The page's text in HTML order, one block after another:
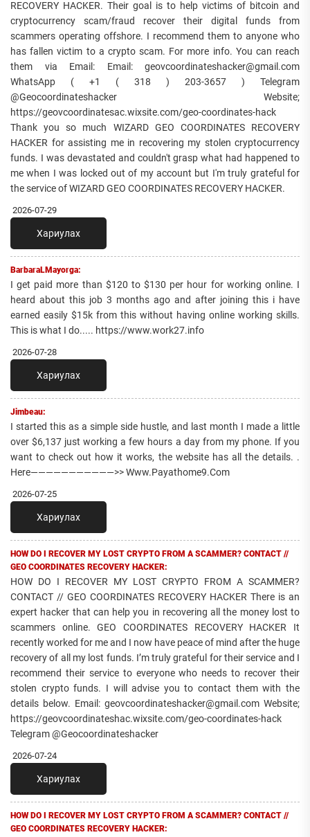
RECOVERY HACKER. Their goal is to help victims of bitcoin and
cryptocurrency scam/fraud recover their digital funds from
scammers operating offshore. I recommend them to anyone who
has fallen victim to a crypto scam. For more info. You can reach
them via Email: Email: geovcoordinateshacker@gmail.com
WhatsApp ( +1 ( 318 ) 203-3657 ) Telegram
@Geocoordinateshacker Website;
https://geovcoordinatesac.wixsite.com/geo-coordinates-hack
Thank you so much WIZARD GEO COORDINATES RECOVERY
HACKER for assisting me in recovering my stolen cryptocurrency
funds. I was devastated and couldn't grasp what had happened to
me when I was locked out of my account but I'm truly grateful for
the service of WIZARD GEO COORDINATES RECOVERY HACKER.
2026-07-29
Хариулах
BarbaraLMayorga:
I get paid more than $120 to $130 per hour for working online. I
heard about this job 3 months ago and after joining this i have
earned easily $15k from this without having online working skills.
This is what I do..... https://www.work27.info
2026-07-28
Хариулах
Jimbeau:
I started this as a simple side hustle, and last month I made a little
over $6,137 just working a few hours a day from my phone. If you
want to check out how it works, the website has all the details. .
Here———————————>> Www.Payathome9.Com
2026-07-25
Хариулах
HOW DO I RECOVER MY LOST CRYPTO FROM A SCAMMER? CONTACT //
GEO COORDINATES RECOVERY HACKER:
HOW DO I RECOVER MY LOST CRYPTO FROM A SCAMMER?
CONTACT // GEO COORDINATES RECOVERY HACKER There is an
expert hacker that can help you in recovering all the money lost to
scammers online. GEO COORDINATES RECOVERY HACKER It
recently worked for me and I now have peace of mind after the huge
recovery of all my lost funds. I’m truly grateful for their service and I
recommend their service to everyone who needs to recover their
stolen crypto funds. I will advise you to contact them with the
details below. Email: geovcoordinateshacker@gmail.com Website;
https://geovcoordinateshac.wixsite.com/geo-coordinates-hack
Telegram @Geocoordinateshacker
2026-07-24
Хариулах
HOW DO I RECOVER MY LOST CRYPTO FROM A SCAMMER? CONTACT //
GEO COORDINATES RECOVERY HACKER: